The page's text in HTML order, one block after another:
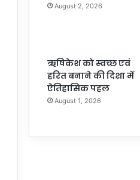
August 2, 2026
ऋषिकेश को स्वच्छ एवं
हरित बनाने की दिशा में
ऐतिहासिक पहल
August 1, 2026